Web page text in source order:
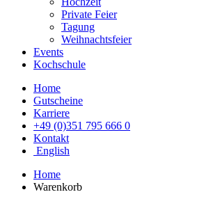
Private Feier
Tagung
Weihnachtsfeier
Events
Kochschule
Home
Gutscheine
Karriere
+49 (0)351 795 666 0
Kontakt
English
Home
Warenkorb